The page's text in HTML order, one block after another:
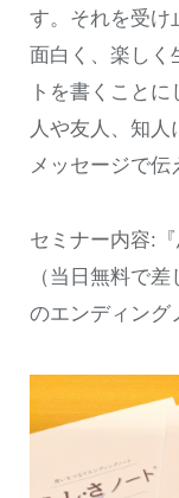
す。それを受け
面白く、楽しく
トを書くこと
人や友人、知
メッセージで伝
セミナー内容:
（当日無料で
のエンディング